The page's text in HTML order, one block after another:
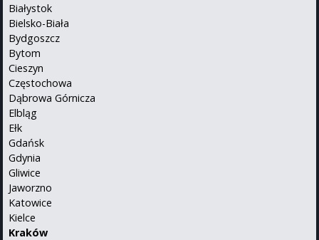
Białystok
Bielsko-Biała
Bydgoszcz
Bytom
Cieszyn
Częstochowa
Dąbrowa Górnicza
Elbląg
Ełk
Gdańsk
Gdynia
Gliwice
Jaworzno
Katowice
Kielce
Kraków